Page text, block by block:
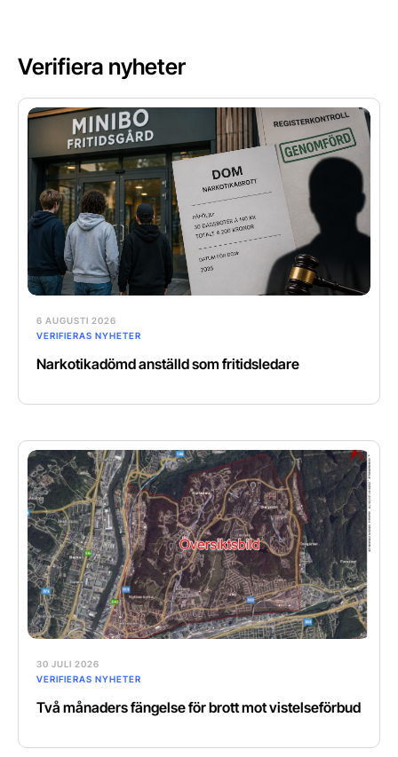
Verifiera nyheter
6 AUGUSTI 2026
VERIFIERAS NYHETER
Narkotikadömd anställd som fritidsledare
30 JULI 2026
VERIFIERAS NYHETER
Två månaders fängelse för brott mot vistelseförbud